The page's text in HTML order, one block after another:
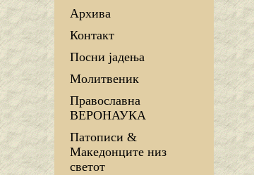
Архива
Контакт
Посни јадења
Молитвеник
Православна
ВЕРОНАУКА
Патописи &
Македонците низ
светот